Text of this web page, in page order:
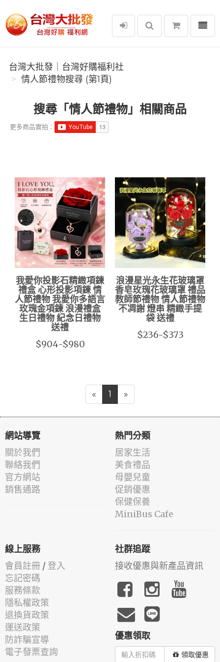
台灣大批發｜台灣好購福利社
選單
台灣大批發｜台灣好購福利社
情人節禮物搜尋 (第1頁)
搜尋「情人節禮物」相關商品
更多商品實拍：
我愛你投影石精緻項鍊
禮盒 心形投影項鍊 情
人節禮物 我愛你多語言
玫瑰金項鍊 浪漫禮盒
生日禮物 紀念日禮物
送禮
$904-$980
浪漫星光永生花玻璃罩
香皂玫瑰花玻璃罩 禮品
教師節禮物 情人節禮物
不凋謝 燈串 精緻手提
袋 送禮
$236-$373
« 1 »
網站導覽
關於我們
聯絡我們
官方網站
銷售通路
熱門分類
居家生活
美食禮品
母嬰兒童
促銷優惠
保健保養
MiniBus Cafe
線上服務
會員註冊 / 登入
忘記密碼
服務條款
隱私權政策
退換貨政策
運送政策
防詐騙宣導
電子發票查詢
社群追蹤
接收優惠與新產品資訊
優惠領取
領取優惠